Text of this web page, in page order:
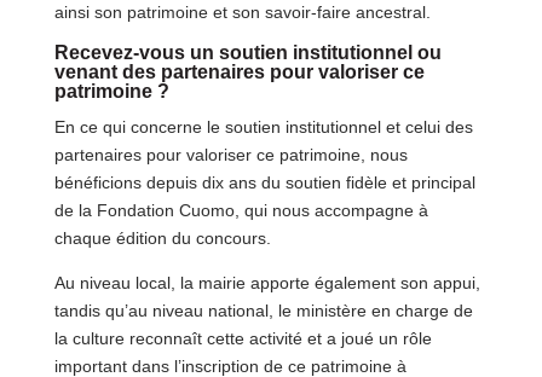
ainsi son patrimoine et son savoir-faire ancestral.
Recevez-vous un soutien institutionnel ou
venant des partenaires pour valoriser ce
patrimoine ?
En ce qui concerne le soutien institutionnel et celui des
partenaires pour valoriser ce patrimoine, nous
bénéficions depuis dix ans du soutien fidèle et principal
de la Fondation Cuomo, qui nous accompagne à
chaque édition du concours.
Au niveau local, la mairie apporte également son appui,
tandis qu’au niveau national, le ministère en charge de
la culture reconnaît cette activité et a joué un rôle
important dans l’inscription de ce patrimoine à